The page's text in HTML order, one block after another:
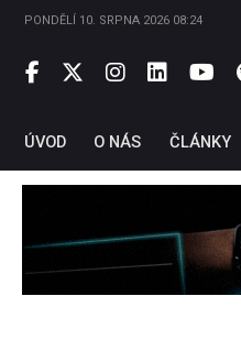
PONDĚLÍ 10. SRPNA 2026 08:24
ÚVOD O NÁS ČLÁNKY